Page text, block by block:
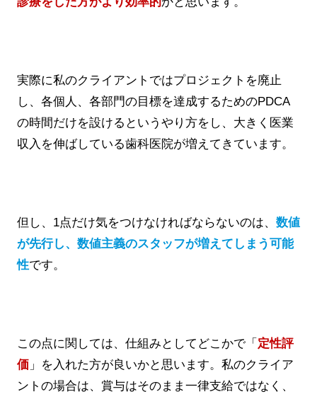
実際に私のクライアントではプロジェクトを廃止
し、各個人、各部門の目標を達成するためのPDCA
の時間だけを設けるというやり方をし、大きく医業
収入を伸ばしている歯科医院が増えてきています。
但し、1点だけ気をつけなければならないのは、 数値
が先行し、数値主義のスタッフが増えてしまう可能
性です。
この点に関しては、仕組みとしてどこかで「 定性評
価 」を入れた方が良いかと思います。私のクライア
ントの場合は、賞与はそのまま一律支給ではなく、